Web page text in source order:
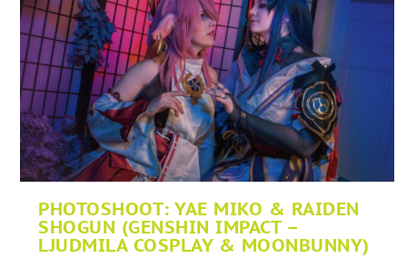
PHOTOSHOOT: YAE MIKO & RAIDEN
SHOGUN (GENSHIN IMPACT –
LJUDMILA COSPLAY & MOONBUNNY)